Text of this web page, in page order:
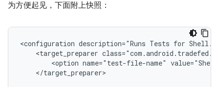
为方便起见，下面附上快照：
<configuration description="Runs Tests for
<target_preparer
<option name="test-file-name"
</target_preparer>